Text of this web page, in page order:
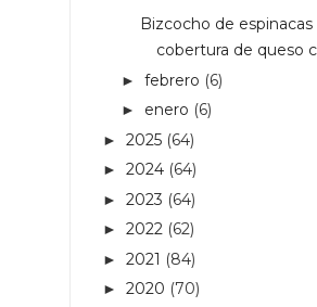
Bizcocho de espinacas
cobertura de queso
► febrero (6)
► enero (6)
► 2025 (64)
► 2024 (64)
► 2023 (64)
► 2022 (62)
► 2021 (84)
► 2020 (70)